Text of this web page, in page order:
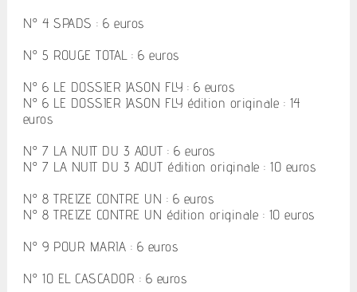
N° 4 SPADS : 6 euros
N° 5 ROUGE TOTAL : 6 euros
N° 6 LE DOSSIER JASON FLY : 6 euros
N° 6 LE DOSSIER JASON FLY édition originale : 14
euros
N° 7 LA NUIT DU 3 AOUT : 6 euros
N° 7 LA NUIT DU 3 AOUT édition originale : 10 euros
N° 8 TREIZE CONTRE UN : 6 euros
N° 8 TREIZE CONTRE UN édition originale : 10 euros
N° 9 POUR MARIA : 6 euros
N° 10 EL CASCADOR : 6 euros